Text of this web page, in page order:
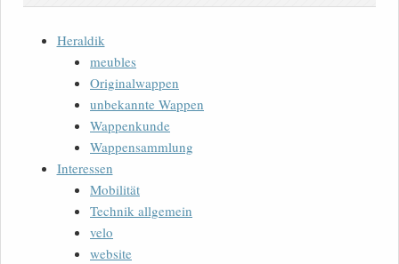
Heraldik
meubles
Originalwappen
unbekannte Wappen
Wappenkunde
Wappensammlung
Interessen
Mobilität
Technik allgemein
velo
website